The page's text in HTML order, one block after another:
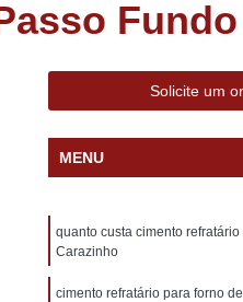
Forno de Fundição a
Forno Industrial de
Forno Fundir e Derreter
Industrial para Fundir Peças
Fornos de Fundir Peças de
Fundo
Solicite um
MENU
quanto custa cimento
Carazinho
cimento refratário para forno